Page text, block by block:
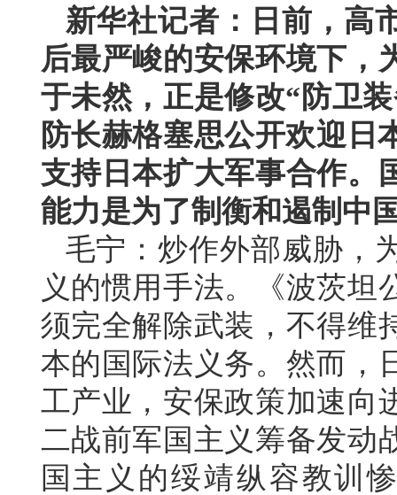
新华社记者：日前，高
后最严峻的安保环境下，
于未然，正是修改“防卫
防长赫格塞思公开欢迎日
支持日本扩大军事合作。
能力是为了制衡和遏制中
毛宁：炒作外部威胁，
义的惯用手法。《波茨坦
须完全解除武装，不得维
本的国际法义务。然而，
工产业，安保政策加速向
二战前军国主义筹备发动
国主义的绥靖纵容教训